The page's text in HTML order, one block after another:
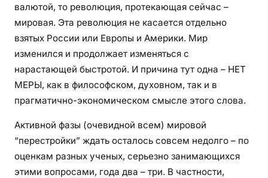
валютой, то революция, протекающая сейчас –
мировая. Эта революция не касается отдельно
взятых России или Европы и Америки. Мир
изменился и продолжает изменяться с
нарастающей быстротой. И причина тут одна – НЕТ
МЕРЫ, как в философском, духовном, так и в
прагматично-экономическом смысле этого слова.
Активной фазы (очевидной всем) мировой
“перестройки” ждать осталось совсем недолго – по
оценкам разных ученых, серьезно занимающихся
этими вопросами, года два – три. В частности,